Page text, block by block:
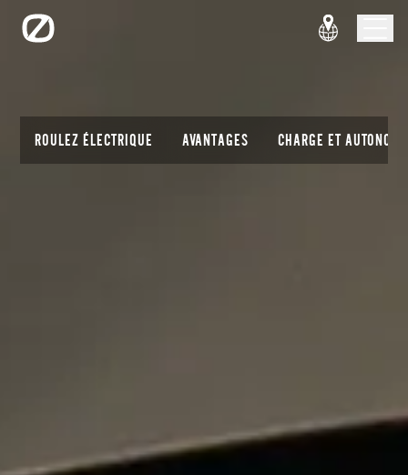
ROULEZ ÉLECTRIQUE AVANTAGES CHARGE ET